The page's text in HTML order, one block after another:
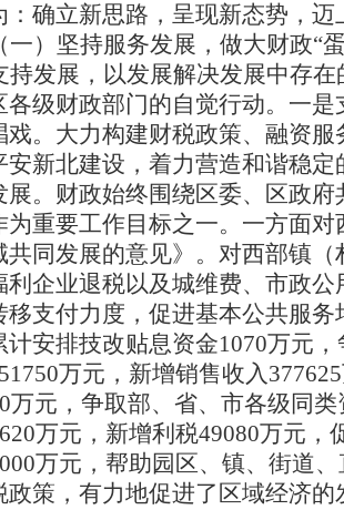
：确立新思路，呈现新态势，迈
（一）坚持服务发展，做大财政“
持发展，以发展解决发展中存
各级财政部门的自觉行动。 一是
戏。大力构建财税政策、融资
安新北建设，着力营造和谐稳
。 财政始终围绕区委、区政
为重要工作目标之一。一方面
共同发展的意见》。对西部镇
利企业退税以及城维费、市政
移支付力度，促进基本公共服务
计安排技改贴息资金1070万元，
万元，新增销售收入377625
万元，争取部、省、市各级同类
万元，新增利税49080万元，
万元，帮助园区、镇、街道
政策，有力地促进了区域经济